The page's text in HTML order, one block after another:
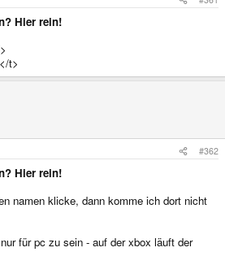
Hier rein!
t>
#362
Hier rein!
namen klicke, dann komme ich dort nicht
für pc zu sein - auf der xbox läuft der